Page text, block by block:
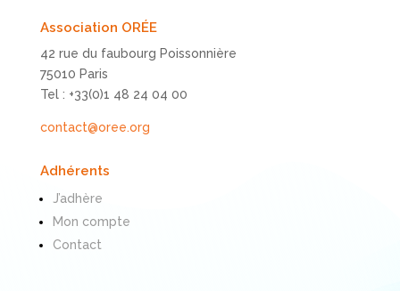
Association ORÉE
42 rue du faubourg Poissonnière
75010 Paris
Tel : +33(0)1 48 24 04 00
contact@oree.org
Adhérents
J’adhère
Mon compte
Contact